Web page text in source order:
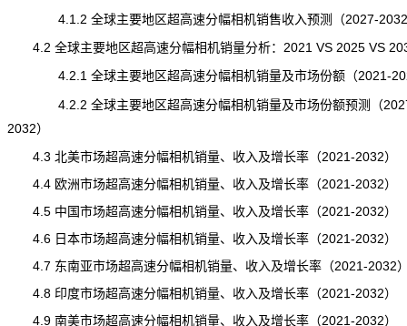
4.1.2 全球主要地区超高速分幅相机销售收入预测（2027-
4.2 全球主要地区超高速分幅相机销量分析：2021 VS 2025 VS
4.2.1 全球主要地区超高速分幅相机销量及市场份额（2021-
4.2.2 全球主要地区超高速分幅相机销量及市场份额预测（
2032）
4.3 北美市场超高速分幅相机销量、收入及增长率（2021-2032）
4.4 欧洲市场超高速分幅相机销量、收入及增长率（2021-2032）
4.5 中国市场超高速分幅相机销量、收入及增长率（2021-2032）
4.6 日本市场超高速分幅相机销量、收入及增长率（2021-2032）
4.7 东南亚市场超高速分幅相机销量、收入及增长率（2021-2032
4.8 印度市场超高速分幅相机销量、收入及增长率（2021-2032）
4.9 南美市场超高速分幅相机销量、收入及增长率（2021-2032）